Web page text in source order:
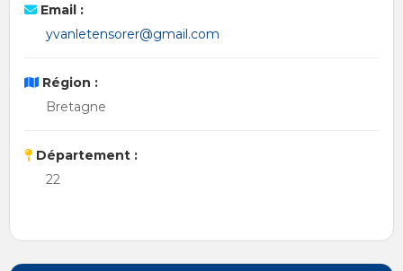
Email :
yvanletensorer@gmail.com
Région :
Bretagne
Département :
22